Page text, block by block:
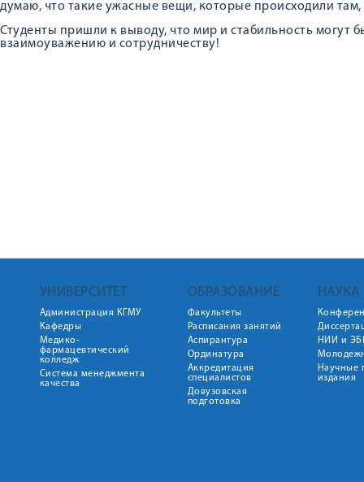
думаю, что такие ужасные вещи, которые происходили
Студенты пришли к выводу, что мир и стабильность могут
взаимоуважению и сотрудничеству!
УНИВЕРСИТЕТ
Администрация КГМУ
Кафедры
Медико-
фармацевтический
колледж
Система менеджмента
качества
ОБРАЗОВАНИЕ
Факультеты
Расписания занятий
Аспирантура
Ординатура
Аккредитация
специалистов
Довузовская
подготовка
НАУКА
НИИ и
Научные
издания